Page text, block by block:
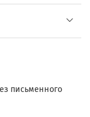
письменного